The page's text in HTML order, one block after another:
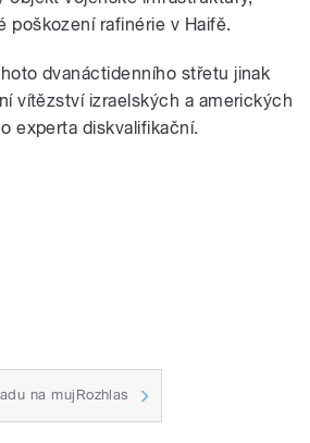
poškození rafinérie v Haifě.
dvanáctidenního střetu jinak
vítězství izraelských a amerických
experta diskvalifikační.
na mujRozhlas